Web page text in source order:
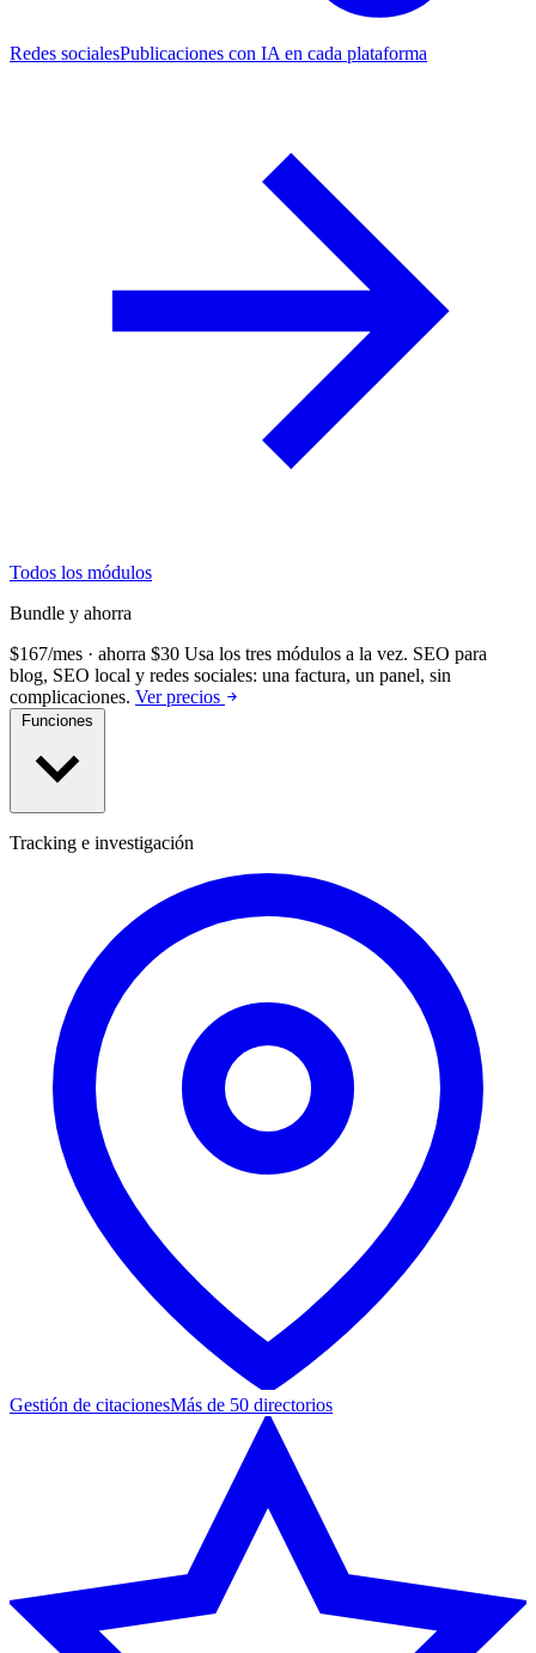
Redes socialesPublicaciones con IA en cada plataforma
Todos los módulos
Bundle y ahorra
$167/mes · ahorra $30 Usa los tres módulos a la vez. SEO para
blog, SEO local y redes sociales: una factura, un panel, sin
complicaciones. Ver precios
Tracking e investigación
Gestión de citacionesMás de 50 directorios